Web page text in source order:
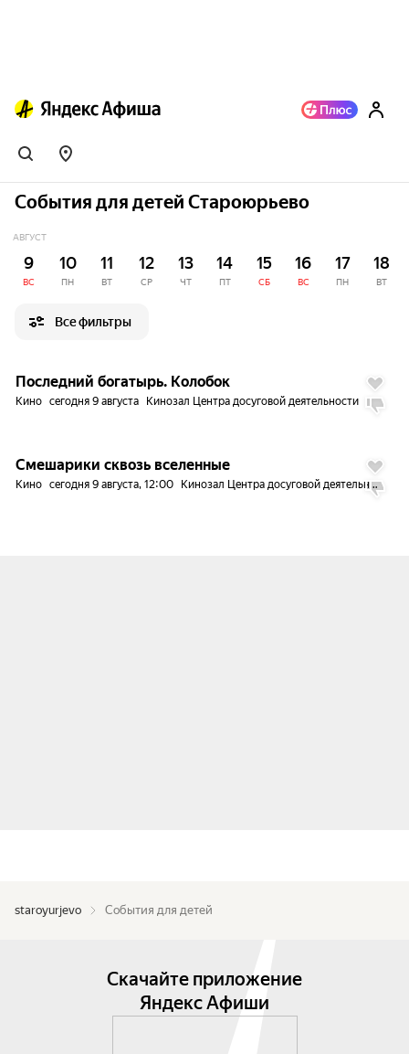
События для детей Староюрьево
АВГУСТ
9
ВС
10
ПН
11
ВТ
12
СР
13
ЧТ
14
ПТ
15
СБ
16
ВС
17
ПН
18
ВТ
Все фильтры
2.3
Последний богатырь. Колобок
Кино сегодня 9 августа Кинозал Центра досуговой деятельности
6.0
Смешарики сквозь вселенные
Кино сегодня 9 августа, 12:00 Кинозал Центра досуговой деятельности
staroyurjevo События для детей
Скачайте приложение
Яндекс Афиши